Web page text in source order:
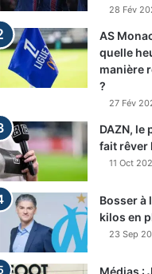
28 Fév
AS
quelle
manière
?
27 Fév
DAZN, le
fait rêver
11 Oct
Bosser à
kilos en
23 Sep
Médias :